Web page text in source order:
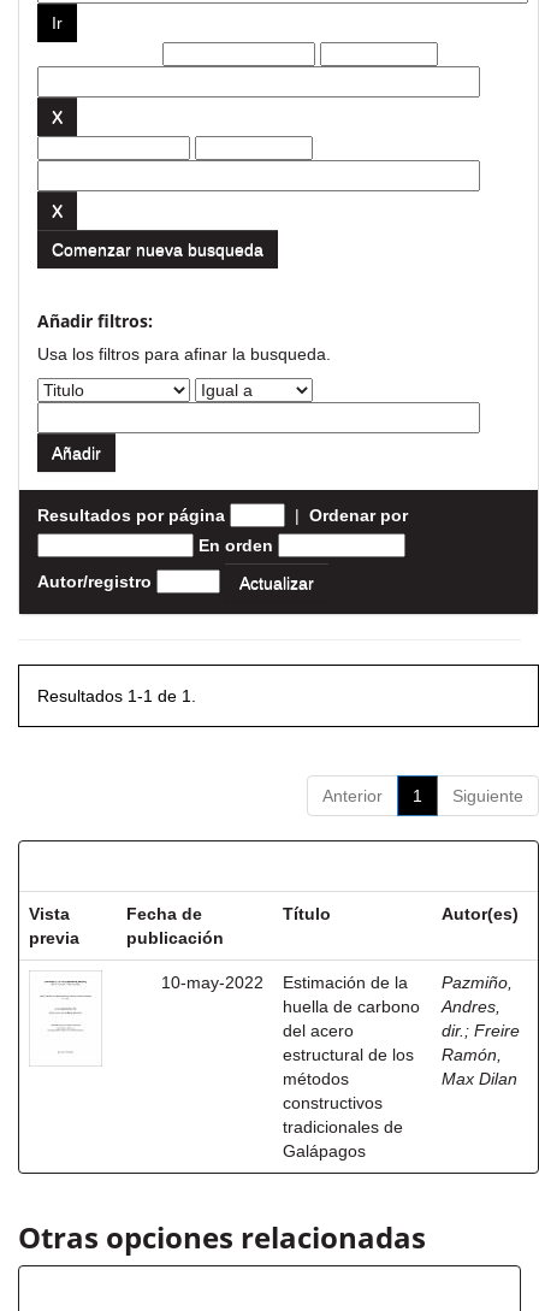
Comenzar nueva busqueda
Añadir filtros:
Usa los filtros para afinar la busqueda.
Resultados por página | Ordenar por
En orden
Autor/registro
Resultados 1-1 de 1.
Anterior 1 Siguiente
Vista
previa
Fecha de
publicación
Título Autor(es)
10-may-2022
Estimación de la
huella de carbono
del acero
estructural de los
métodos
constructivos
tradicionales de
Galápagos
Pazmiño,
Andres,
dir. ; Freire
Ramón,
Max Dilan
Otras opciones relacionadas